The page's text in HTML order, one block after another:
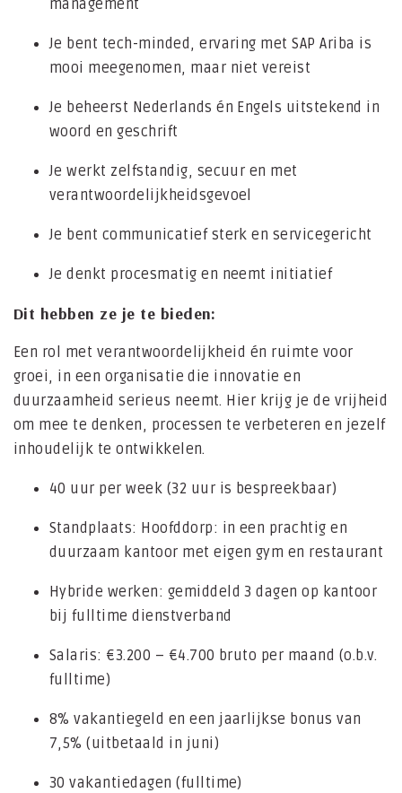
management
Je bent tech-minded, ervaring met SAP Ariba is
mooi meegenomen, maar niet vereist
Je beheerst Nederlands én Engels uitstekend in
woord en geschrift
Je werkt zelfstandig, secuur en met
verantwoordelijkheidsgevoel
Je bent communicatief sterk en servicegericht
Je denkt procesmatig en neemt initiatief
Dit hebben ze je te bieden:
Een rol met verantwoordelijkheid én ruimte voor
groei, in een organisatie die innovatie en
duurzaamheid serieus neemt. Hier krijg je de vrijheid
om mee te denken, processen te verbeteren en jezelf
inhoudelijk te ontwikkelen.
40 uur per week (32 uur is bespreekbaar)
Standplaats: Hoofddorp: in een prachtig en
duurzaam kantoor met eigen gym en restaurant
Hybride werken: gemiddeld 3 dagen op kantoor
bij fulltime dienstverband
Salaris: €3.200 – €4.700 bruto per maand (o.b.v.
fulltime)
8% vakantiegeld en een jaarlijkse bonus van
7,5% (uitbetaald in juni)
30 vakantiedagen (fulltime)